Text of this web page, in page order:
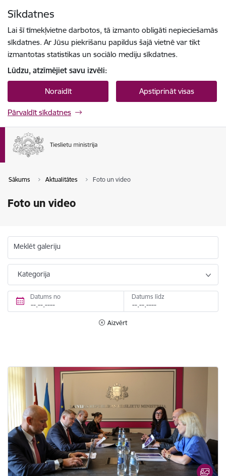
Sīkdatnes
Lai šī tīmekļvietne darbotos, tā izmanto obligāti nepieciešamās
sīkdatnes. Ar Jūsu piekrišanu papildus šajā vietnē var tikt
izmantotas statistikas un sociālo mediju sīkdatnes.
Lūdzu, atzīmējiet savu izvēli:
Noraidīt Apstiprināt visas
Pārvaldīt sīkdatnes
Sākums Aktualitātes Foto un video
Foto un video
Meklēt galeriju
Kategorija
Datums no Datums līdz
Aizvērt